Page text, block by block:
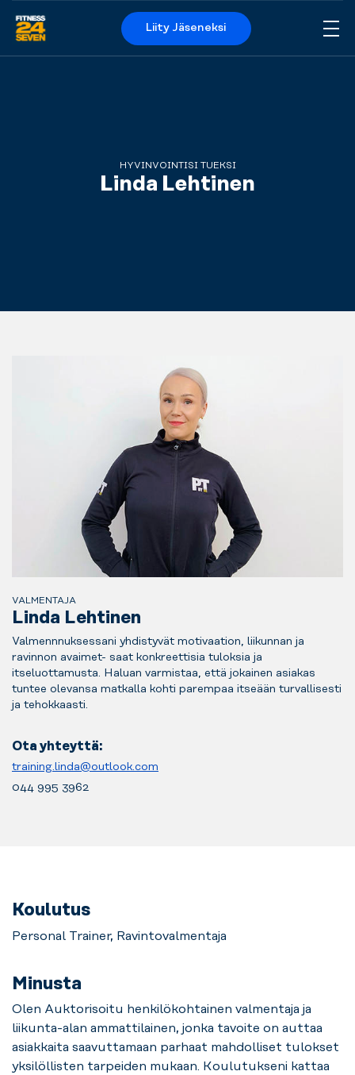
Logo
Liity Jäseneksi
HYVINVOINTISI TUEKSI
Linda Lehtinen
VALMENTAJA
Linda Lehtinen
Valmennnuksessani yhdistyvät motivaation, liikunnan ja
ravinnon avaimet- saat konkreettisia tuloksia ja
itseluottamusta. Haluan varmistaa, että jokainen asiakas
tuntee olevansa matkalla kohti parempaa itseään turvallisesti
ja tehokkaasti.
Ota yhteyttä:
training.linda@outlook.com
044 995 3962
Koulutus
Personal Trainer, Ravintovalmentaja
Minusta
Olen Auktorisoitu henkilökohtainen valmentaja ja
liikunta-alan ammattilainen, jonka tavoite on auttaa
asiakkaita saavuttamaan parhaat mahdolliset tulokset
yksilöllisten tarpeiden mukaan. Koulutukseni kattaa